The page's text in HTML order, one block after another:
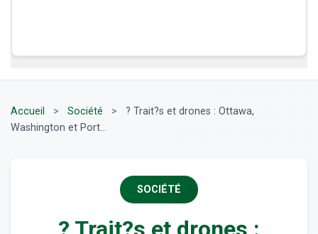
Accueil > Société >
? Trait?s et drones : Ottawa,
Washington et Port...
SOCIÉTÉ